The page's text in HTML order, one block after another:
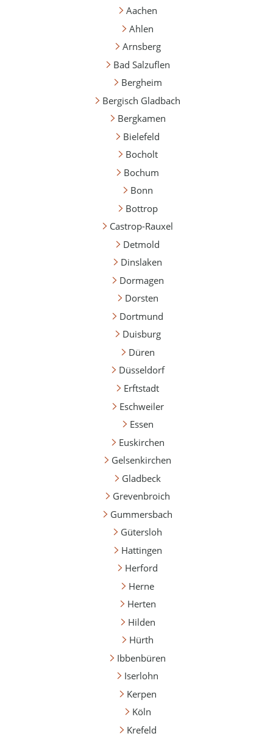
Aachen
Ahlen
Arnsberg
Bad Salzuflen
Bergheim
Bergisch Gladbach
Bergkamen
Bielefeld
Bocholt
Bochum
Bonn
Bottrop
Castrop-Rauxel
Detmold
Dinslaken
Dormagen
Dorsten
Dortmund
Duisburg
Düren
Düsseldorf
Erftstadt
Eschweiler
Essen
Euskirchen
Gelsenkirchen
Gladbeck
Grevenbroich
Gummersbach
Gütersloh
Hattingen
Herford
Herne
Herten
Hilden
Hürth
Ibbenbüren
Iserlohn
Kerpen
Köln
Krefeld